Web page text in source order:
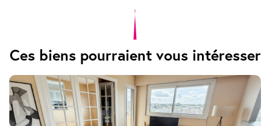
Ces biens pourraient vous intéresser